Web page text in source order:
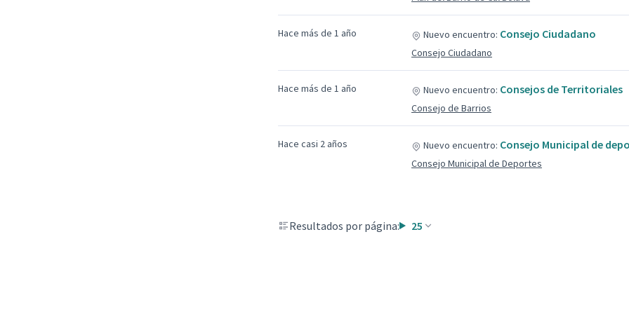
Hace más de 1 año Nuevo encuentro: Consejo Ciudadano
Consejo Ciudadano
Hace más de 1 año Nuevo encuentro: Consejos de Territoriales
Consejo de Barrios
Hace casi 2 años Nuevo encuentro: Consejo Municipal de
Consejo Municipal de Deportes
Resultados por página: 25